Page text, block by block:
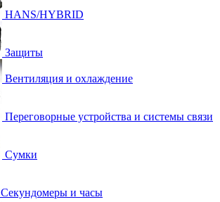
HANS/HYBRID
Защиты
Вентиляция и охлаждение
Переговорные устройства и системы связи
Сумки
Секундомеры и часы